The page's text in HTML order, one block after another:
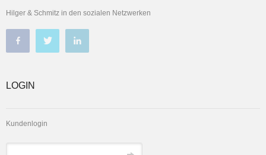
Hilger & Schmitz in den sozialen Netzwerken
LOGIN
Kundenlogin